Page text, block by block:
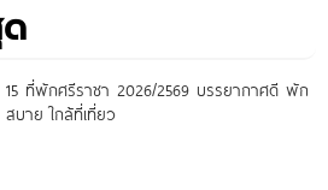
15 ที่พักศรีราชา 2026/2569 บรรยากาศดี พัก
สบาย ใกล้ที่เที่ยว